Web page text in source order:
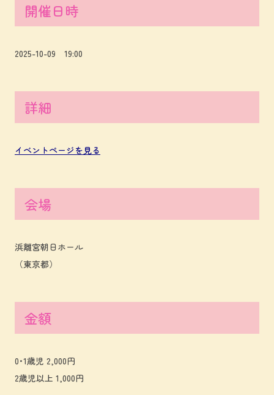
開催日時
2025-10-09 19:00
詳細
イベントページを見る
会場
浜離宮朝日ホール
（東京都）
金額
0･1歳児 2,000円
2歳児以上 1,000円